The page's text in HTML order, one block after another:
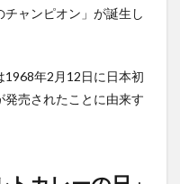
ャンピオン」が誕生し
1968年2月12日に日本初
売されたことに由来す